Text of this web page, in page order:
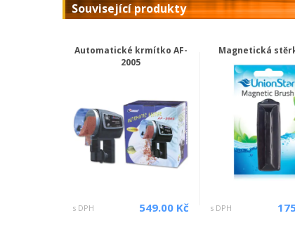
Související produkty
Automatické krmítko AF-
2005
s DPH 549.00 Kč
Magnetická
s DPH